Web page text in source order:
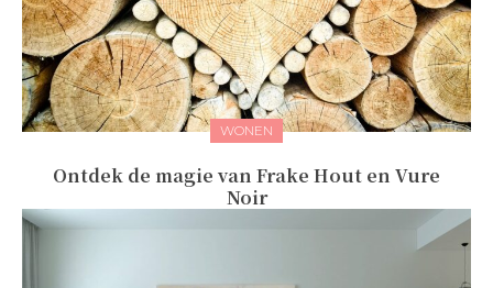
WONEN
Ontdek de magie van Frake Hout en Vure
Noir